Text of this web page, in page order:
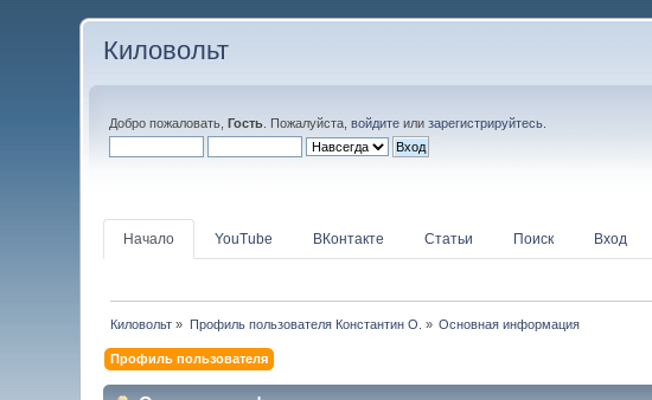
Киловольт
Добро пожаловать,Гость . Пожалуйста,войдите илизарегистрируйтесь
Начало YouTube ВКонтакте Статьи Поиск Вход
Киловольт » Профиль пользователя Константин О. » Основная информация
Профиль пользователя